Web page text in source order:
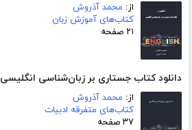
از: محمد آذروش
کتاب‌های آموزش زبان
۲۱ صفحه
دانلود کتاب جستاری بر زبان‌شناسی انگلیسی
از: محمد آذروش
کتاب‌های متفرقه ادبیات
۳۷ صفحه